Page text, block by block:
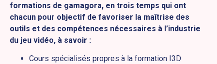
formations de gamagora, en trois temps qui ont
chacun pour objectif de favoriser la maîtrise des
outils et des compétences nécessaires à l’industrie
du jeu vidéo, à savoir :
Cours spécialisés propres à la formation I3D